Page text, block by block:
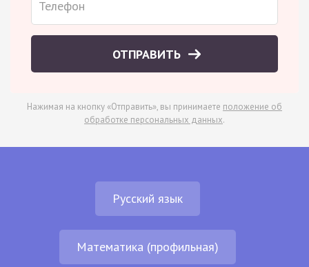
ОТПРАВИТЬ
Нажимая на кнопку «Отправить», вы принимаете положение об
обработке персональных данных.
Русский язык
Математика (профильная)